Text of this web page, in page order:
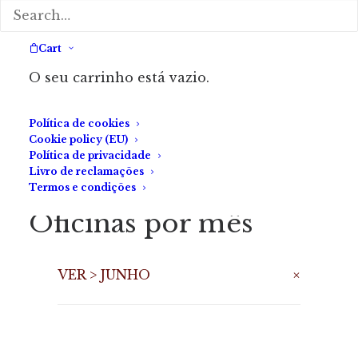
Cart
O seu carrinho está vazio.
Política de cookies
Cookie policy (EU)
Política de privacidade
Livro de reclamações
Termos e condições
150.00
Oficinas por mês
VER > JUNHO